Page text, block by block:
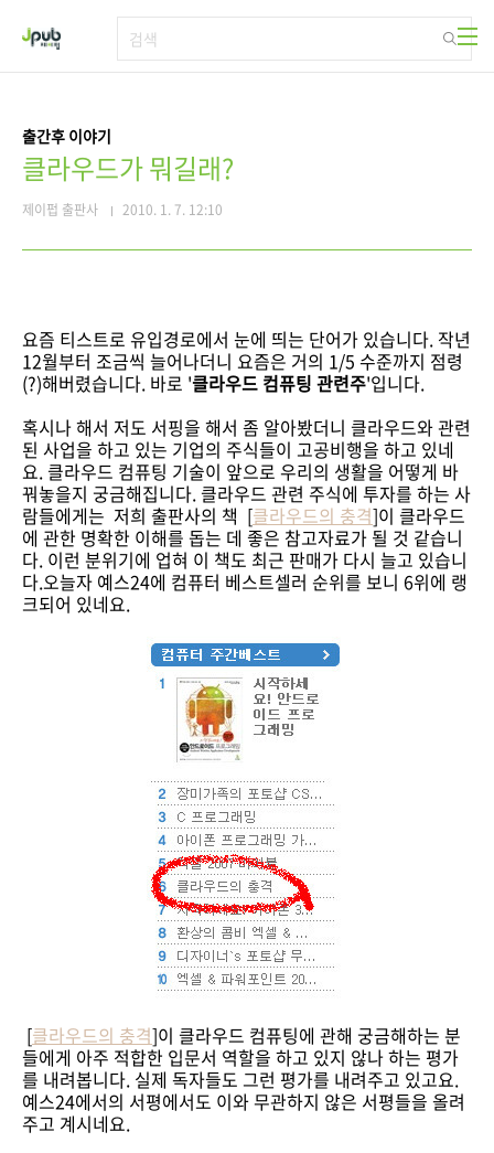
출간후 이야기
클라우드가 뭐길래?
제이펍 출판사 2010. 1. 7. 12:10
요즘 티스트로 유입경로에서 눈에 띄는 단어가 있습니다. 작년
12월부터 조금씩 늘어나더니 요즘은 거의 1/5 수준까지 점령
(?)해버렸습니다. 바로 '클라우드 컴퓨팅 관련주'입니다.
혹시나 해서 저도 서핑을 해서 좀 알아봤더니 클라우드와 관련
된 사업을 하고 있는 기업의 주식들이 고공비행을 하고 있네
요. 클라우드 컴퓨팅 기술이 앞으로 우리의 생활을 어떻게 바
꿔놓을지 궁금해집니다. 클라우드 관련 주식에 투자를 하는 사
람들에게는 저희 출판사의 책 [클라우드의 충격]이 클라우드
에 관한 명확한 이해를 돕는 데 좋은 참고자료가 될 것 같습니
다. 이런 분위기에 업혀 이 책도 최근 판매가 다시 늘고 있습니
다.오늘자 예스24에 컴퓨터 베스트셀러 순위를 보니 6위에 랭
크되어 있네요.
[클라우드의 충격]이 클라우드 컴퓨팅에 관해 궁금해하는 분
들에게 아주 적합한 입문서 역할을 하고 있지 않나 하는 평가
를 내려봅니다. 실제 독자들도 그런 평가를 내려주고 있고요.
예스24에서의 서평에서도 이와 무관하지 않은 서평들을 올려
주고 계시네요.